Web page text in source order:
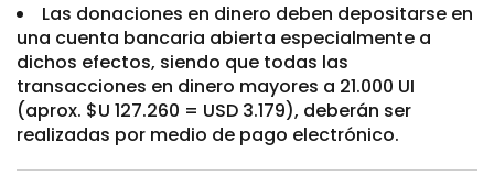
Las donaciones en dinero deben depositarse en
una cuenta bancaria abierta especialmente a
dichos efectos, siendo que todas las
transacciones en dinero mayores a 21.000 UI
(aprox. $U 127.260 = USD 3.179), deberán ser
realizadas por medio de pago electrónico.